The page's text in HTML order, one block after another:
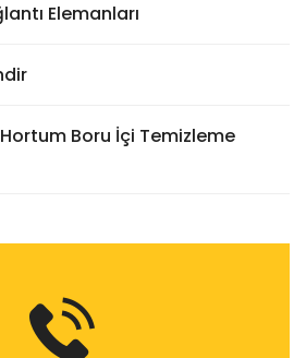
Elemanları
Boru İçi Temizleme